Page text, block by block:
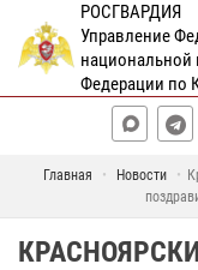
РОСГВАРДИЯ
Управление
национальной
Федерации по
Главная Новости